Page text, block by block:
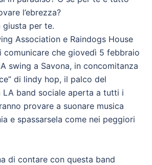
l’ebrezza?
giusta per te.
Association e Raindogs House
comunicare che giovedì 5 febbraio
swing a Savona, in concomitanza
di lindy hop, il palco del
LA band sociale aperta a tutti i
provare a suonare musica
e spassarsela come nei peggiori
di contare con questa band